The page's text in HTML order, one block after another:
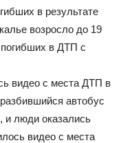
в результате
возросло до 19
в ДТП с
видео с места ДТП в
автобус
и люди оказались
видео с места